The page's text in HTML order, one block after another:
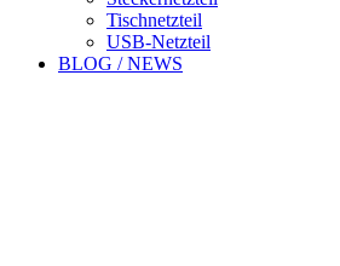
Tischnetzteil
USB-Netzteil
BLOG / NEWS